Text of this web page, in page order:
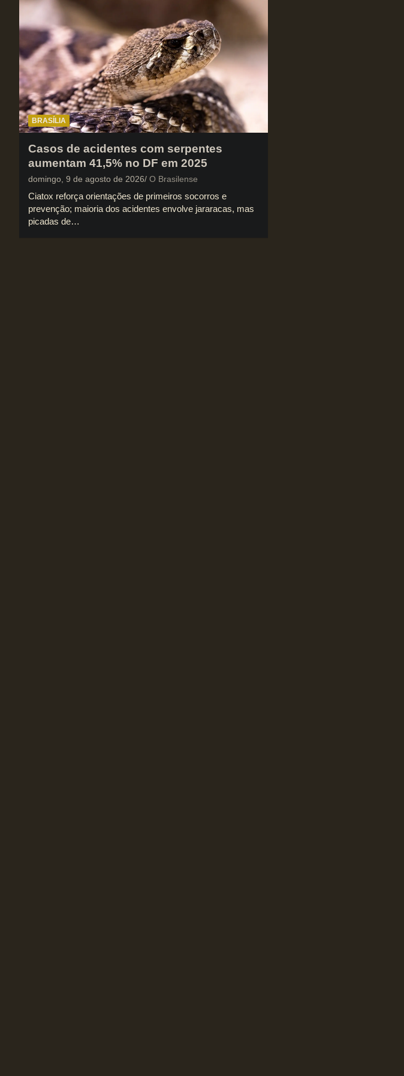
BRASÍLIA
Casos de acidentes com serpentes
aumentam 41,5% no DF em 2025
domingo, 9 de agosto de 2026 O Brasilense
Ciatox reforça orientações de primeiros socorros e
prevenção; maioria dos acidentes envolve jararacas, mas
picadas de…